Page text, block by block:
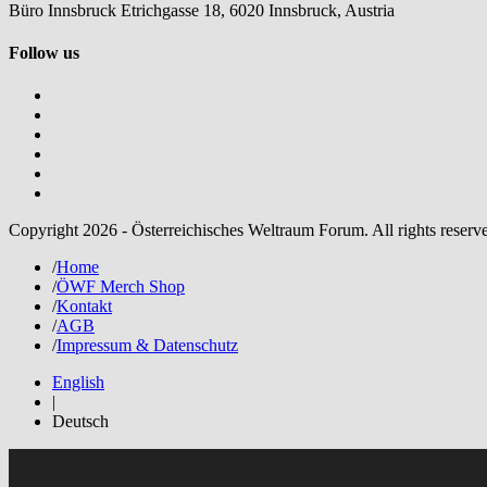
Büro Innsbruck Etrichgasse 18, 6020 Innsbruck, Austria
Follow us
Copyright 2026 - Österreichisches Weltraum Forum. All rights
/Home
/ÖWF Merch Shop
/Kontakt
/AGB
/Impressum & Datenschutz
English
Deutsch